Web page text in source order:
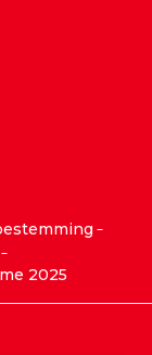
2025